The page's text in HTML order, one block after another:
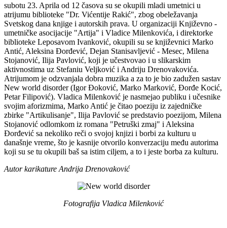
subotu 23. Aprila od 12 časova su se okupili mladi umetnici u
atrijumu biblioteke "Dr. Vićentije Rakić", zbog obeležavanja
Svetskog dana knjige i autorskih prava. U organizaciji Književno -
umetničke asocijacije "Artija" i Vladice Milenkovića, i direktorke
biblioteke Leposavom Ivanković, okupili su se književnici Marko
Antić, Aleksina Đorđević, Dejan Stanisavljević - Mesec, Milena
Stojanović, Ilija Pavlović, koji je učestvovao i u slikarskim
aktivnostima uz Stefaniu Veljković i Andriju Drenovakovića.
Atrijumom je odzvanjala dobra muzika a za to je bio zadužen sastav
New world disorder (Igor Đoković, Marko Marković, Đorđe Kocić,
Petar Filipović). Vladica Milenković je nasmejao publiku i učesnike
svojim aforizmima, Marko Antić je čitao poeziju iz zajedničke
zbirke "Artikulisanje", Ilija Pavlović se predstavio poezijom, Milena
Stojanović odlomkom iz romana "Petruški zmaj" i Aleksina
Đorđević sa nekoliko reči o svojoj knjizi i borbi za kulturu u
današnje vreme, što je kasnije otvorilo konverzaciju među autorima
koji su se tu okupili baš sa istim ciljem, a to i jeste borba za kulturu.
Autor karikature Andrija Drenovaković
Fotografija Vladica Milenković